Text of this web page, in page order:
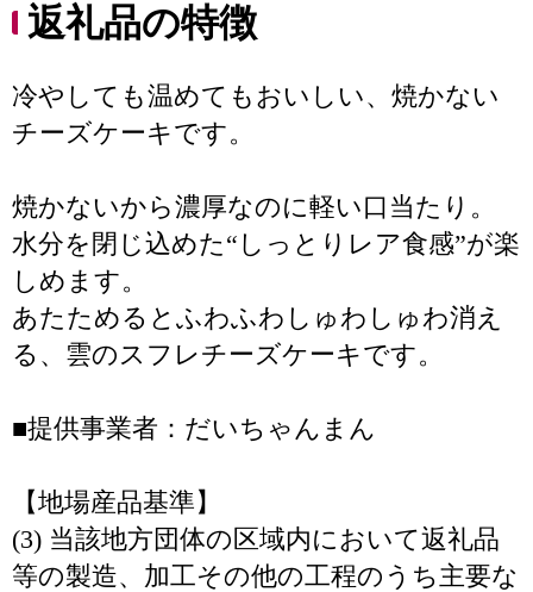
返礼品の特徴
冷やしても温めてもおいしい、焼かない
チーズケーキです。
焼かないから濃厚なのに軽い口当たり。
水分を閉じ込めた“しっとりレア食感”が楽
しめます。
あたためるとふわふわしゅわしゅわ消え
る、雲のスフレチーズケーキです。
■提供事業者：だいちゃんまん
【地場産品基準】
(3) 当該地方団体の区域内において返礼品
等の製造、加工その他の工程のうち主要な